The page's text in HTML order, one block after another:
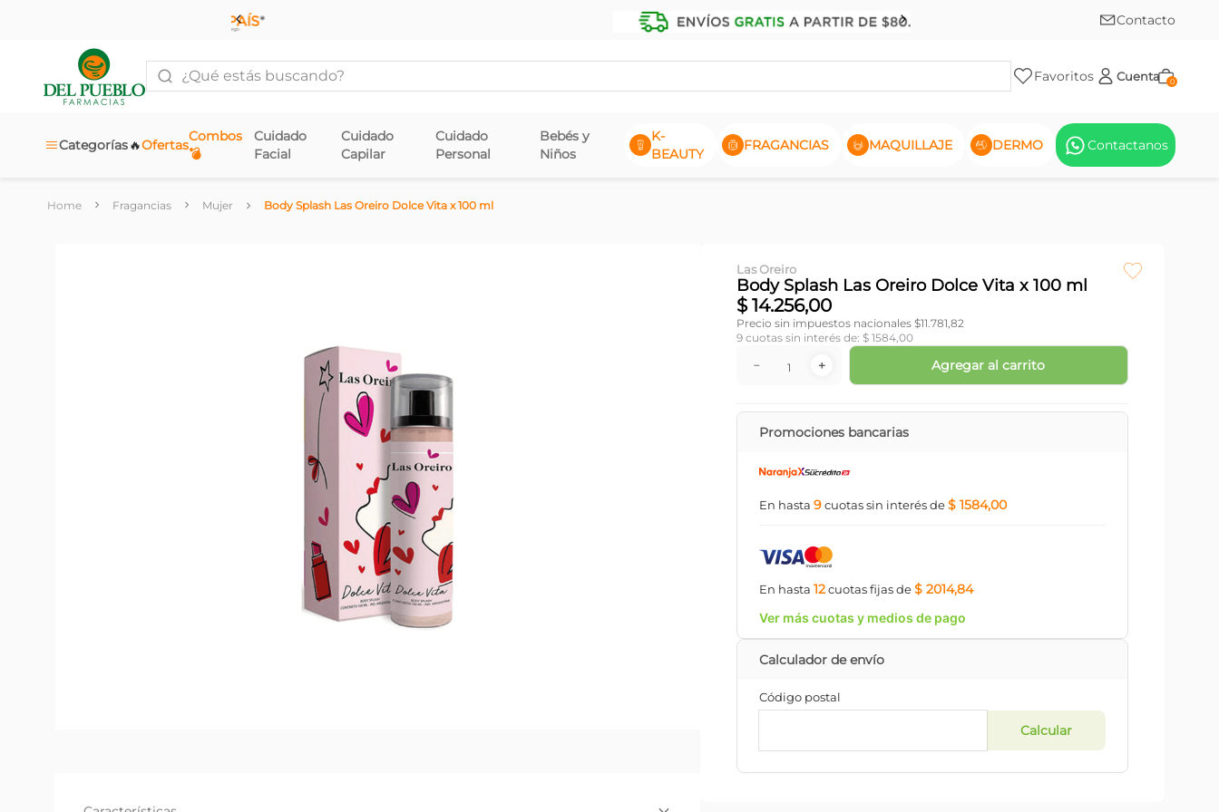
Contacto
¿Qué estás buscando?
Favoritos Cuenta 0
Categorías Ofertas
🔥
Combos
💣
Cuidado
Facial
Cuidado
Capilar
Cuidado
Personal
Bebés y
Niños
K-
BEAUTY
FRAGANCIAS MAQUILLAJE DERMO Contactanos
Fragancias Mujer Body Splash Las Oreiro Dolce Vita x 100 ml
Las Oreiro
Body Splash Las Oreiro Dolce Vita x 100 ml
$ 14.256,00
Precio sin impuestos nacionales $11.781,82
9cuotas sin interés de: $ 1584,00
＋
－ Agregar al carrito
Promociones bancarias
En hasta 9cuotassin interésde$ 1584,00
En hasta 12cuotasfijasde$ 2014,84
Ver más cuotas y medios de pago
Código postal